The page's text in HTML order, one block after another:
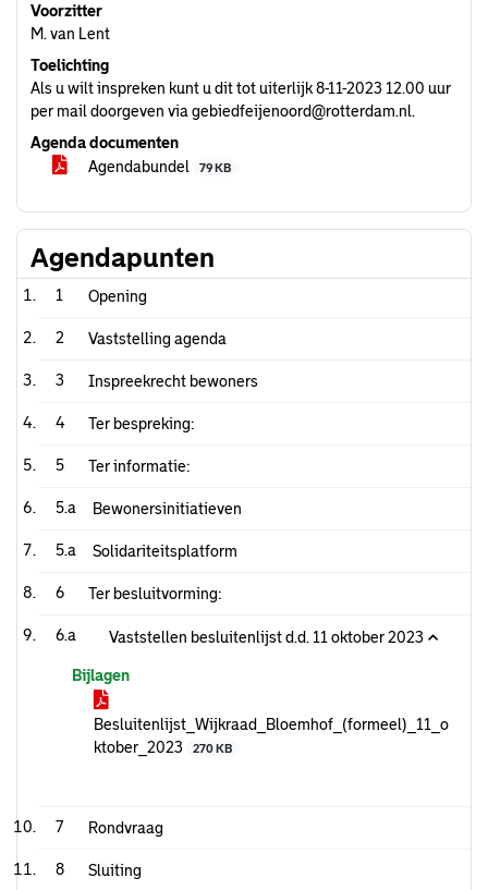
Voorzitter
M. van Lent
Toelichting
Als u wilt inspreken kunt u dit tot uiterlijk 8-11-2023 12.00 uur
per mail doorgeven via gebiedfeijenoord@rotterdam.nl.
Agenda documenten
Agendabundel
79 KB
Agendapunten
1 Opening
2 Vaststelling agenda
3 Inspreekrecht bewoners
4 Ter bespreking:
5 Ter informatie:
5.a Bewonersinitiatieven
5.a Solidariteitsplatform
6 Ter besluitvorming:
6.a Vaststellen besluitenlijst d.d. 11 oktober 2023
Bijlagen
Besluitenlijst_Wijkraad_Bloemhof_(formeel)_11_o
ktober_2023
270 KB
7 Rondvraag
8 Sluiting